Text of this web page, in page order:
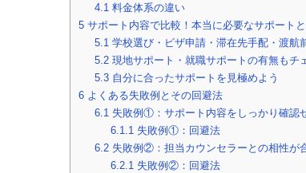
4.1料金体系の違い
5 サポート内容で比較！本当に必要なサポートと
5.1学校選び・ビザ申請・滞在先手配・渡航
5.2現地サポート・就職サポートの有無もチ
5.3自分に合ったサポートを見極めよう
6 よくある失敗例とその回避法
6.1失敗例①：サポート内容をしっかり確認
6.1.1失敗例①：回避法
6.2失敗例②：担当カウンセラーとの相性が
6.2.1失敗例②：回避法